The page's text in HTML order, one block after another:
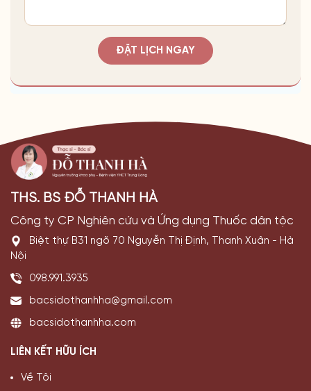
ĐẶT LỊCH NGAY
THS. BS ĐỖ THANH HÀ
Công ty CP Nghiên cứu và Ứng dụng Thuốc dân tộc
Biệt thự B31 ngõ 70 Nguyễn Thị Định, Thanh Xuân - Hà
Nội
098.991.3935
bacsidothanhha@gmail.com
bacsidothanhha.com
LIÊN KẾT HỮU ÍCH
Về Tôi